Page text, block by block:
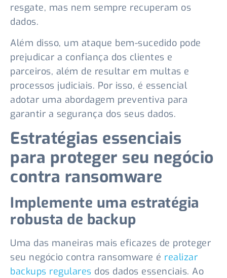
resgate, mas nem sempre recuperam os
dados.
Além disso, um ataque bem-sucedido pode
prejudicar a confiança dos clientes e
parceiros, além de resultar em multas e
processos judiciais. Por isso, é essencial
adotar uma abordagem preventiva para
garantir a segurança dos seus dados.
Estratégias essenciais
para proteger seu negócio
contra ransomware
Implemente uma estratégia
robusta de backup
Uma das maneiras mais eficazes de proteger
seu negócio contra ransomware é realizar
backups regulares dos dados essenciais. Ao